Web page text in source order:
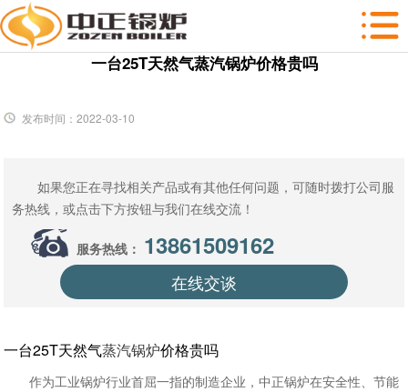
一台25T天然气蒸汽锅炉价格贵吗
发布时间：2022-03-10
如果您正在寻找相关产品或有其他任何问题，可随时拨打公司服
务热线，或点击下方按钮与我们在线交流！
服务热线： 13861509162
在线交谈
一台25T天然气蒸汽锅炉价格贵吗
作为工业锅炉行业首屈一指的制造企业，中正锅炉在安全性、节能